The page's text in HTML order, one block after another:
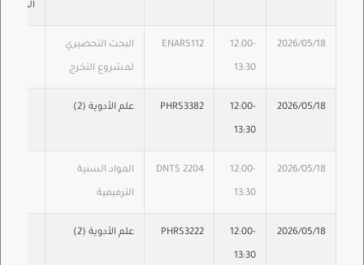
الكلية
2026/05/18
12:00-
13:30
ENAR5112 البحث التحضيري
لمشروع التخرج
2026/05/18
12:00-
13:30
PHRS3382 علم الأدوية (2)
2026/05/18
12:00-
13:30
DNTS 2204 المواد السنية
الترميمية
2026/05/18
12:00-
13:30
PHRS3222 علم الأدوية (2)